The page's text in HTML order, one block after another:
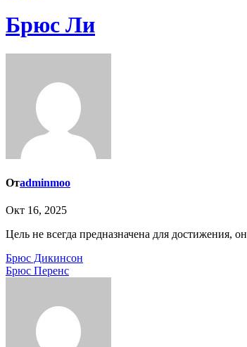
Брюс Ли
Отadminmoo
Окт 16, 2025
Цель не всегда предназначена для достижения,
Навигация
по
Брюс Дикинсон
Брюс Перенс